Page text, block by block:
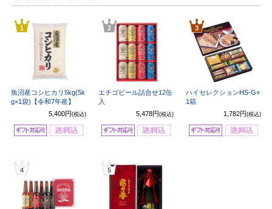
1
魚沼産コシヒカリ5kg(5k
g×1袋)【令和7年産】
5,400円 (税込)
2
エチゴビール詰合せ12缶
入
5,478円 (税込)
3
ハイセレクションHS-G×
1箱
1,782円(税込)
4 5